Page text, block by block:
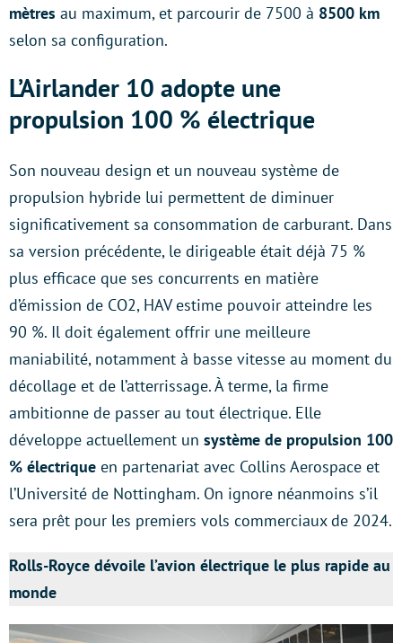
mètres au maximum, et parcourir de 7500 à 8500 km
selon sa configuration.
L’Airlander 10 adopte une
propulsion 100 % électrique
Son nouveau design et un nouveau système de
propulsion hybride lui permettent de diminuer
significativement sa consommation de carburant. Dans
sa version précédente, le dirigeable était déjà 75 %
plus efficace que ses concurrents en matière
d’émission de CO2, HAV estime pouvoir atteindre les
90 %. Il doit également offrir une meilleure
maniabilité, notamment à basse vitesse au moment du
décollage et de l’atterrissage. À terme, la firme
ambitionne de passer au tout électrique. Elle
développe actuellement un système de propulsion 100
% électrique en partenariat avec Collins Aerospace et
l’Université de Nottingham. On ignore néanmoins s’il
sera prêt pour les premiers vols commerciaux de 2024.
Rolls-Royce dévoile l’avion électrique le plus rapide au
monde